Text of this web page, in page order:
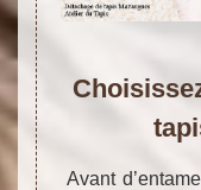
Avant